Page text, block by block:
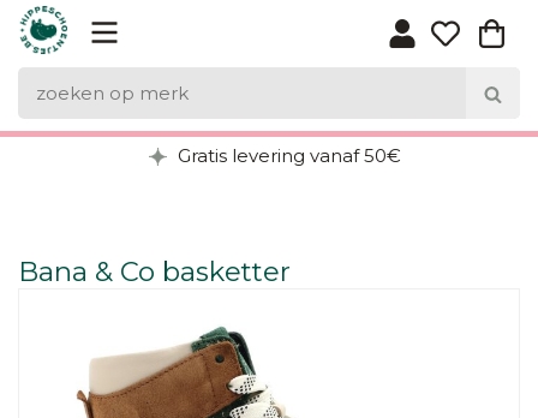
Gratis levering vanaf 50€
Bana & Co basketter